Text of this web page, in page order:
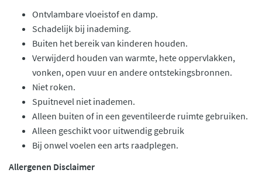
Ontvlambare vloeistof en damp.
Schadelijk bij inademing.
Buiten het bereik van kinderen houden.
Verwijderd houden van warmte, hete oppervlakken,
vonken, open vuur en andere ontstekingsbronnen.
Niet roken.
Spuitnevel niet inademen.
Alleen buiten of in een geventileerde ruimte gebruiken.
Alleen geschikt voor uitwendig gebruik
Bij onwel voelen een arts raadplegen.
Allergenen Disclaimer